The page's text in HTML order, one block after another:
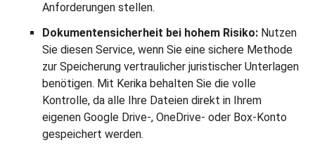
Anforderungen stellen.
Dokumentensicherheit bei hohem Risiko: Nutzen
Sie diesen Service, wenn Sie eine sichere Methode
zur Speicherung vertraulicher juristischer Unterlagen
benötigen. Mit Kerika behalten Sie die volle
Kontrolle, da alle Ihre Dateien direkt in Ihrem
eigenen Google Drive-, OneDrive- oder Box-Konto
gespeichert werden.